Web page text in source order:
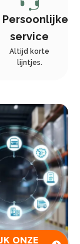
Persoonlijke
service
Altijd korte
lijntjes.
ONZE